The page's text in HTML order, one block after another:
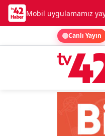
Mobil uygulamamız
Canlı Yayın